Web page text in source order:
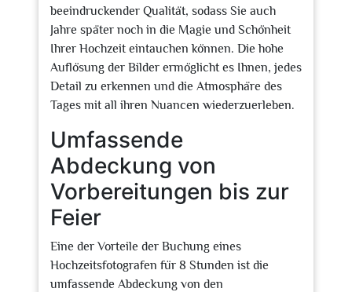
beeindruckender Qualität, sodass Sie auch
Jahre später noch in die Magie und Schönheit
Ihrer Hochzeit eintauchen können. Die hohe
Auflösung der Bilder ermöglicht es Ihnen, jedes
Detail zu erkennen und die Atmosphäre des
Tages mit all ihren Nuancen wiederzuerleben.
Umfassende
Abdeckung von
Vorbereitungen bis zur
Feier
Eine der Vorteile der Buchung eines
Hochzeitsfotografen für 8 Stunden ist die
umfassende Abdeckung von den